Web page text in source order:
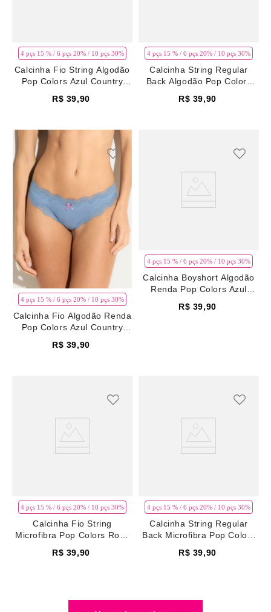
4 pçs 15 % / 6 pçs 20% / 10 pçs 30%
Calcinha Fio String Algodão
Pop Colors Azul Country
R$ 39,90
4 pçs 15 % / 6 pçs 20% / 10 pçs 30%
Calcinha String Regular
Back Algodão Pop Colors
R$ 39,90
4 pçs 15 % / 6 pçs 20% / 10 pçs 30%
Calcinha Fio Algodão Renda
Pop Colors Azul Country
R$ 39,90
4 pçs 15 % / 6 pçs 20% / 10 pçs 30%
Calcinha Boyshort Algodão
Renda Pop Colors Azul
R$ 39,90
4 pçs 15 % / 6 pçs 20% / 10 pçs 30%
Calcinha Fio String
Microfibra Pop Colors Rosa
R$ 39,90
4 pçs 15 % / 6 pçs 20% / 10 pçs 30%
Calcinha String Regular
Back Microfibra Pop Colors
R$ 39,90